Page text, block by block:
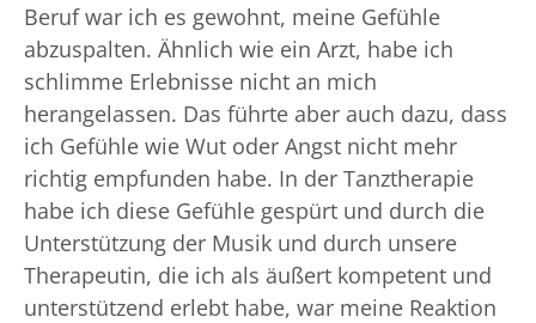
Beruf war ich es gewohnt, meine Gefühle
abzuspalten. Ähnlich wie ein Arzt, habe ich
schlimme Erlebnisse nicht an mich
herangelassen. Das führte aber auch dazu, dass
ich Gefühle wie Wut oder Angst nicht mehr
richtig empfunden habe. In der Tanztherapie
habe ich diese Gefühle gespürt und durch die
Unterstützung der Musik und durch unsere
Therapeutin, die ich als äußert kompetent und
unterstützend erlebt habe, war meine Reaktion